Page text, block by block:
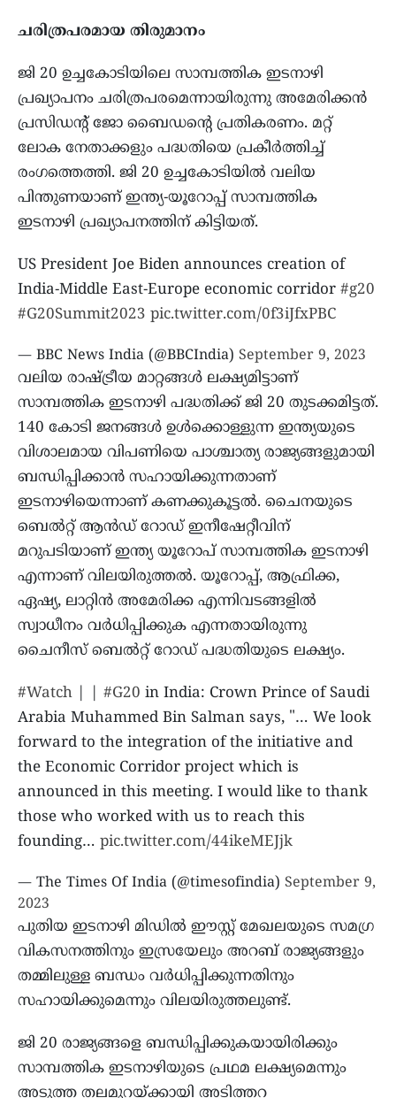
ചരിത്രപരമായ തിരുമാനം
ജി 20 ഉച്ചകോടിയിലെ സാമ്പത്തിക ഇടനാഴി
പ്രഖ്യാപനം ചരിത്രപരമെന്നായിരുന്നു അമേരിക്കന്‍
പ്രസിഡന്റ് ജോ ബൈഡന്റെ പ്രതികരണം. മറ്റ്
ലോക നേതാക്കളും പദ്ധതിയെ പ്രകീര്‍ത്തിച്ച്
രംഗത്തെത്തി. ജി 20 ഉച്ചകോടിയില്‍ വലിയ
പിന്തുണയാണ് ഇന്ത്യ-യൂറോപ്പ് സാമ്പത്തിക
ഇടനാഴി പ്രഖ്യാപനത്തിന് കിട്ടിയത്.
US President Joe Biden announces creation of
India-Middle East-Europe economic corridor #g20
#G20Summit2023 pic.twitter.com/0f3iJfxPBC
— BBC News India (@BBCIndia) September 9, 2023
വലിയ രാഷ്ട്രീയ മാറ്റങ്ങള്‍ ലക്ഷ്യമിട്ടാണ്
സാമ്പത്തിക ഇടനാഴി പദ്ധതിക്ക് ജി 20 തുടക്കമിട്ടത്.
140 കോടി ജനങ്ങള്‍ ഉള്‍ക്കൊള്ളുന്ന ഇന്ത്യയുടെ
വിശാലമായ വിപണിയെ പാശ്ചാത്യ രാജ്യങ്ങളുമായി
ബന്ധിപ്പിക്കാൻ സഹായിക്കുന്നതാണ്
ഇടനാഴിയെന്നാണ് കണക്കുകൂട്ടല്‍. ചൈനയുടെ
ബെല്‍റ്റ് ആന്‍ഡ് റോഡ് ഇനീഷേറ്റീവിന്
മറുപടിയാണ് ഇന്ത്യ യൂറോപ് സാമ്പത്തിക ഇടനാഴി
എന്നാണ് വിലയിരുത്തല്‍. യൂറോപ്പ്, ആഫ്രിക്ക,
ഏഷ്യ, ലാറ്റിന്‍ അമേരിക്ക എന്നിവടങ്ങളില്‍
സ്വാധീനം വര്‍ധിപ്പിക്കുക എന്നതായിരുന്നു
ചൈനീസ് ബെല്‍റ്റ് റോഡ് പദ്ധതിയുടെ ലക്ഷ്യം.
#Watch #G20 in India: Crown Prince of Saudi
Arabia Muhammed Bin Salman says, "… We look
forward to the integration of the initiative and
the Economic Corridor project which is
announced in this meeting. I would like to thank
those who worked with us to reach this
founding… pic.twitter.com/44ikeMEJjk
— The Times Of India (@timesofindia) September 9,
2023
പുതിയ ഇടനാഴി മിഡില്‍ ഈസ്റ്റ് മേഖലയുടെ സമഗ്ര
വികസനത്തിനും ഇസ്രയേലും അറബ് രാജ്യങ്ങളും
തമ്മിലുള്ള ബന്ധം വര്‍ധിപ്പിക്കുന്നതിനും
സഹായിക്കുമെന്നും വിലയിരുത്തലുണ്ട്.
ജി 20 രാജ്യങ്ങളെ ബന്ധിപ്പിക്കുകയായിരിക്കും
സാമ്പത്തിക ഇടനാഴിയുടെ പ്രഥമ ലക്ഷ്യമെന്നും
അടുത്ത തലമുറയ്ക്കായി അടിത്തറ